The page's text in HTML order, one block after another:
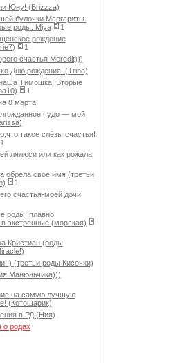
Юну! (Brizzza)
булочки Маргариты.
роды. Miya
1
рождение
1
счастья Meredit)))
Дню рождения! (Trina)
Тимошка! Вторые
1
8 марта!
чудо — мой
такое слёзы счастья!
1
лялюси или как рожала
обрела свое имя (третьи
1
счастья-моей дочи
роды, плавно
экстренные (морская)
Кристиан (роды
:) (третьи роды Кисочки)
Манюньчика)))
на самую лучшую
(Котошарик)
в РД (Ния)
о родах